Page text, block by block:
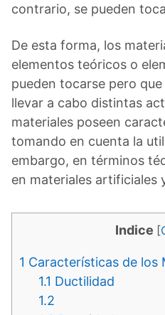
contrario, se pueden
De esta forma, los
elementos teóricos o
pueden tocarse pero
llevar a cabo distintas
materiales poseen
tomando en cuenta la
embargo, en términos
en materiales artificiales
Indice [
1 Características de los
1.1 Ductilidad
1.2